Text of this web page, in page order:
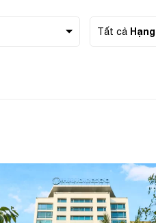
Tất cả Hạng
Chi tiết nhu cầu